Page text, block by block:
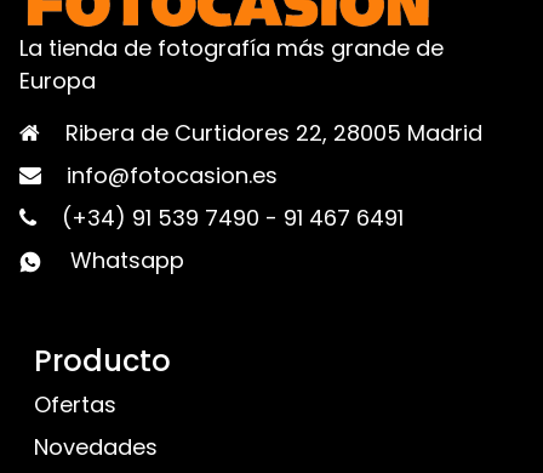
La tienda de fotografía más grande de
Europa
Ribera de Curtidores 22, 28005 Madrid
info@fotocasion.es
(+34) 91 539 7490 - 91 467 6491
Whatsapp
Producto
Ofertas
Novedades